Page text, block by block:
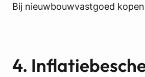
Bij nieuwbouwvastgoed
4.